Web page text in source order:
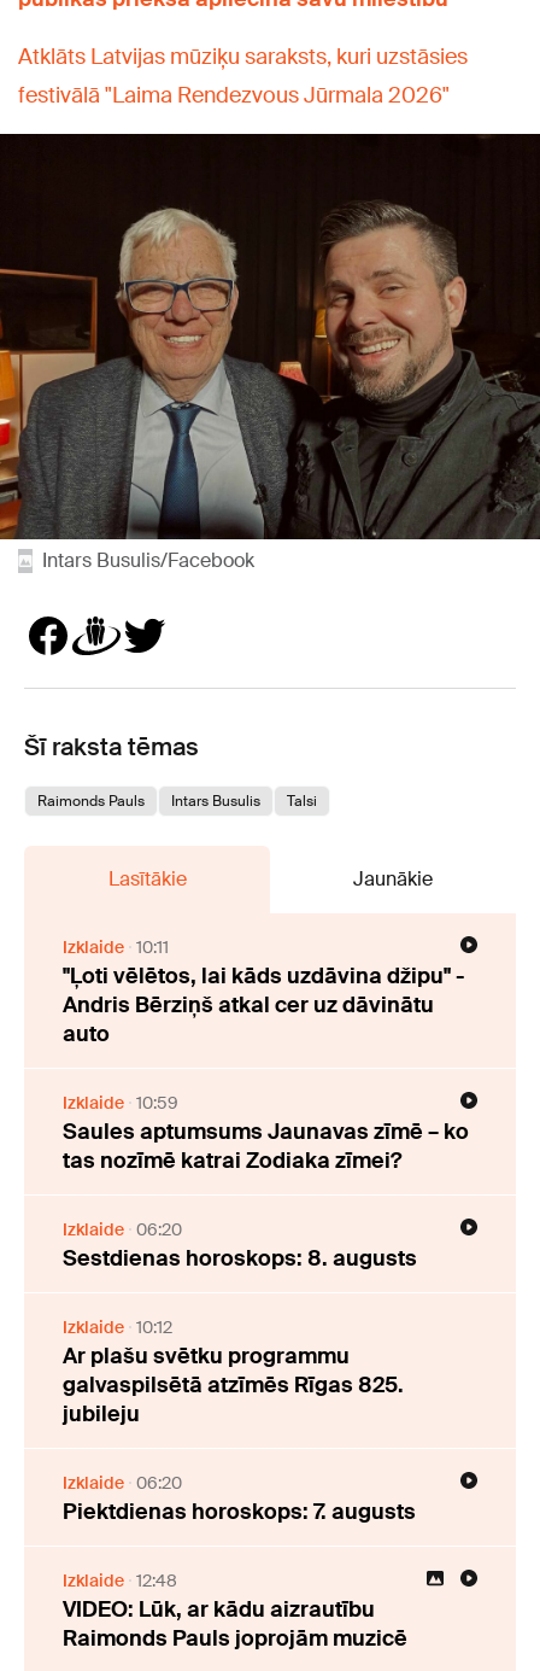
Atklāts Latvijas mūziķu saraksts, kuri uzstāsies
festivālā "Laima Rendezvous Jūrmala 2026"
Intars Busulis /Facebook
Šī raksta tēmas
Raimonds Pauls Intars Busulis Talsi
Lasītākie Jaunākie
Izklaide 10:11
"Ļoti vēlētos, lai kāds uzdāvina džipu" -
Andris Bērziņš atkal cer uz dāvinātu
auto
Izklaide 10:59
Saules aptumsums Jaunavas zīmē – ko
tas nozīmē katrai Zodiaka zīmei?
Izklaide 06:20
Sestdienas horoskops: 8. augusts
Izklaide 10:12
Ar plašu svētku programmu
galvaspilsētā atzīmēs Rīgas 825.
jubileju
Izklaide 06:20
Piektdienas horoskops: 7. augusts
Izklaide 12:48
VIDEO: Lūk, ar kādu aizrautību
Raimonds Pauls joprojām muzicē